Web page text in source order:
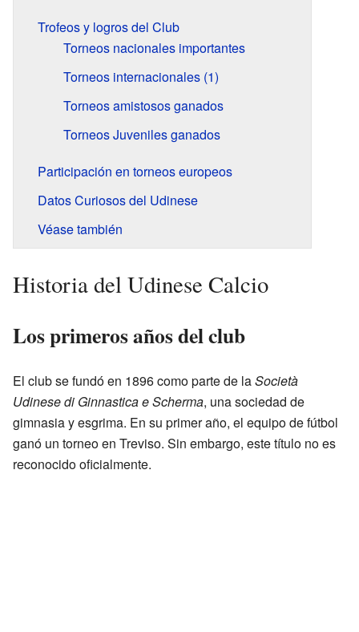
Trofeos y logros del Club
Torneos nacionales importantes
Torneos internacionales (1)
Torneos amistosos ganados
Torneos Juveniles ganados
Participación en torneos europeos
Datos Curiosos del Udinese
Véase también
Historia del Udinese Calcio
Los primeros años del club
El club se fundó en 1896 como parte de laSocietà
Udinese di Ginnastica e Scherma, una sociedad de
gimnasia y esgrima. En su primer año, el equipo de fútbol
ganó un torneo en Treviso. Sin embargo, este título no es
reconocido oficialmente.